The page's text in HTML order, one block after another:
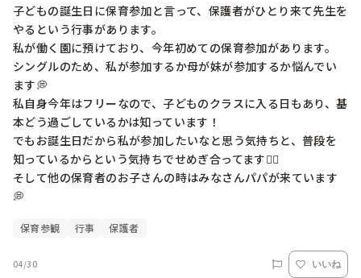
子どもの誕生日に保育参加と言って、保護者がひとり来て先生を
やるという行事があります。
私が働く園に預けており、今年初めての保育参加があります。
シングルのため、私が参加するか母が妹が参加するか悩んでい
ます💭
私自身今年はフリーなので、子どものクラスに入る日もあり、基
本どう過ごしているかは知っています！
でもお誕生日だから私が参加したいなと思う気持ちと、普段を
知っているからという気持ちでせめぎ合ってます😵‍💫
そして他の保育者のお子さんの時はみなさんパパが来ています
💭
保育参観 行事 保護者
04/30 いいね